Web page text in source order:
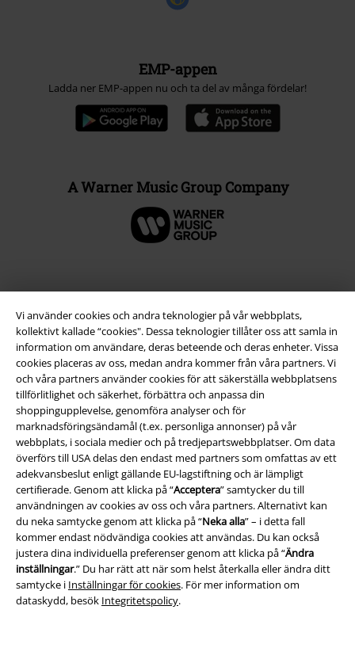
Vi använder cookies och andra teknologier på vår webbplats,
kollektivt kallade “cookies". Dessa teknologier tillåter oss att samla in
information om användare, deras beteende och deras enheter. Vissa
cookies placeras av oss, medan andra kommer från våra partners. Vi
och våra partners använder cookies för att säkerställa webbplatsens
tillförlitlighet och säkerhet, förbättra och anpassa din
shoppingupplevelse, genomföra analyser och för
marknadsföringsändamål (t.ex. personliga annonser) på vår
webbplats, i sociala medier och på tredjepartswebbplatser. Om data
överförs till USA delas den endast med partners som omfattas av ett
adekvansbeslut enligt gällande EU-lagstiftning och är lämpligt
certifierade. Genom att klicka på “Acceptera” samtycker du till
användningen av cookies av oss och våra partners. Alternativt kan
du neka samtycke genom att klicka på “Neka alla” – i detta fall
kommer endast nödvändiga cookies att användas. Du kan också
justera dina individuella preferenser genom att klicka på “Ändra
inställningar.” Du har rätt att när som helst återkalla eller ändra ditt
samtycke i Inställningar för cookies. För mer information om
dataskydd, besök Integritetspolicy.
EMP-appen
Ladda ner EMP-appen nu och ta del av många fördelar!
A Warner Music Group Company
Juridisk information/Villkor
Villkor
Om oss
Ladda ner villkoren
Avfallshantering och miljöskydd
Försäkran om överensstämmelse